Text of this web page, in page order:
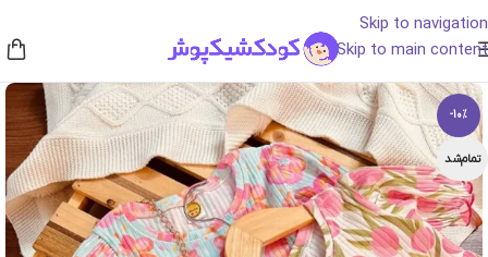
Skip to navigation
Skip to main content
-10%
تمام‌شد